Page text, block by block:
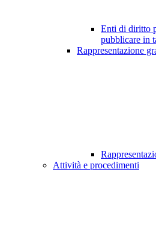
Enti di diritto
pubblicare in
Rappresentazione
Attività e procedimenti